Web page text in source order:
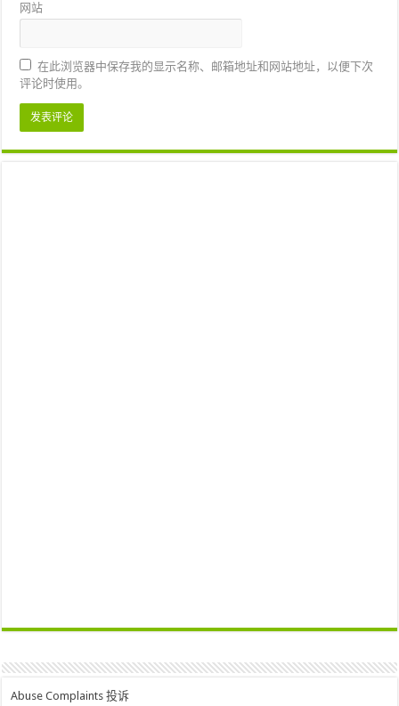
网站
在此浏览器中保存我的显示名称、邮箱地址和网站地址，以便下次
评论时使用。
Abuse Complaints 投诉